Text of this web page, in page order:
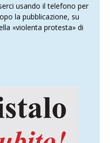
usando il telefono per
la pubblicazione, su
«violenta protesta» di